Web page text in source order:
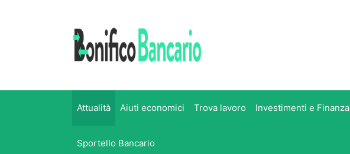
Attualità Aiuti economici Trova lavoro Investimenti e Finanza
Sportello Bancario